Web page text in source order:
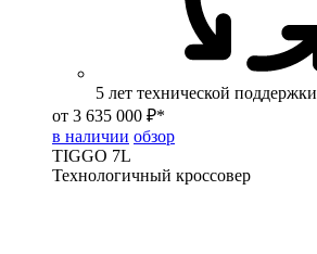
5 лет технической поддержки
от 3 635 000 ₽*
в наличии обзор
TIGGO 7L
Технологичный кроссовер